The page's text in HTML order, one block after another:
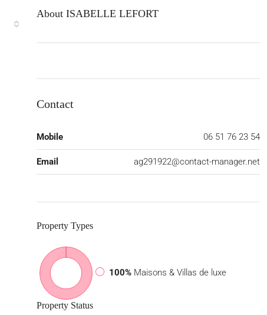
About ISABELLE LEFORT
Contact
Mobile 06 51 76 23 54
Email ag291922@contact-manager.net
PropertyTypes
100% Maisons & Villas de luxe
PropertyStatus